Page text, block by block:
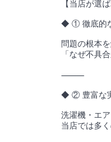
【当店が選
◆ ① 徹底的
問題の根本
「なぜ不具
⸻
◆ ② 豊富な
洗濯機・エ
当店では多